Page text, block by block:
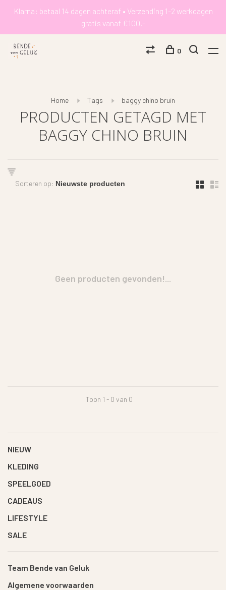
Klarna: betaal 14 dagen achteraf • Verzending 1-2 werkdagen
gratis vanaf €100,-
0
Home Tags baggy chino bruin
PRODUCTEN GETAGD MET
BAGGY CHINO BRUIN
Sorteren op:
Geen producten gevonden!...
Toon 1 - 0 van 0
NIEUW
KLEDING
SPEELGOED
CADEAUS
LIFESTYLE
SALE
Team Bende van Geluk
Algemene voorwaarden